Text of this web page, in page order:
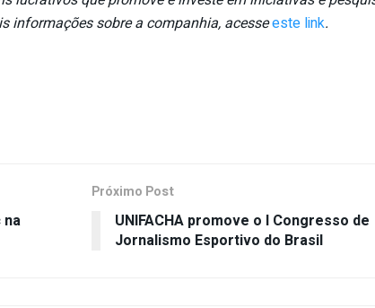
informações sobre a companhia, acesseeste link.
na
Próximo Post
UNIFACHA promove o I Congresso de
Jornalismo Esportivo do Brasil